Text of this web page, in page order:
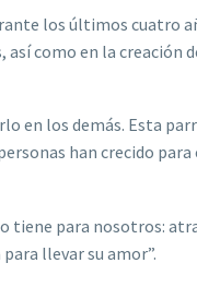
los últimos cuatro
como en la creación
en los demás. Esta
han crecido
tiene para nosotros:
llevar su amor”.